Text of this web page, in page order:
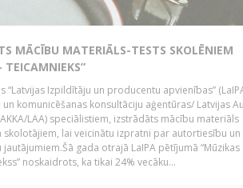
MĀCĪBU MATERIĀLS-TESTS SKOLĒNIEM
TEICAMNIEKS”
“Latvijas Izpildītāju un producentu apvienības”
komunicēšanas konsultāciju aģentūras/ Latvijas
LAA) speciālistiem, izstrādāts mācību materiāls
skolotājiem, lai veicinātu izpratni par autortiesību un
gada otrajā LaIPA pētījumā “Mūzikas
noskaidrots, ka tikai 24% vecāku...